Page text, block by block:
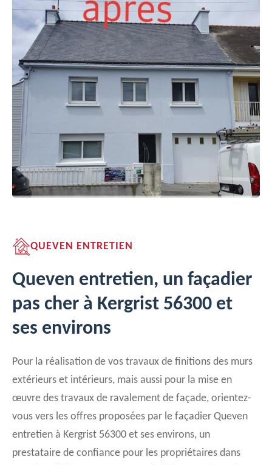
QUEVEN ENTRETIEN
Queven entretien, un façadier
pas cher à Kergrist 56300 et
ses environs
Pour la réalisation de vos travaux de finitions des murs
extérieurs et intérieurs, mais aussi pour la mise en
œuvre des travaux de ravalement de façade, orientez-
vous vers les offres proposées par le façadier Queven
entretien à Kergrist 56300 et ses environs, un
prestataire de confiance pour les propriétaires dans